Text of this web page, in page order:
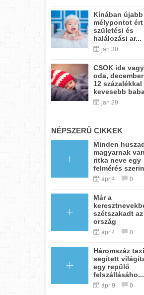
Kínában újabb
mélypontot ért
születési és
halálozási ar...
jan 30
CSOK ide vagy
oda,
12 százalékkal
kevesebb
jan 29
NÉPSZERŰ CIKKEK
Minden
magyarnak van
ritka neve egy
felmérés
ápr 4 0
Már a
szétszakadt az
ország
ápr 4 0
Háromszáz
segített
egy repülő
felszállásáho...
ápr 9 0